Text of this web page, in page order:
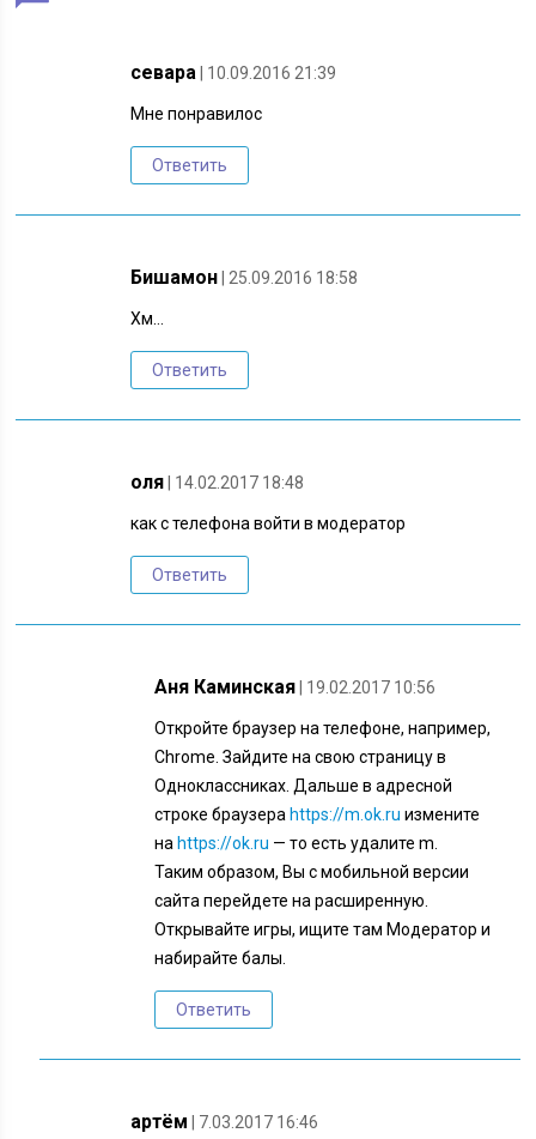
севара | 10.09.2016 21:39
Мне понравилос
Ответить
Бишамон | 25.09.2016 18:58
Хм…
Ответить
оля | 14.02.2017 18:48
как с телефона войти в модератор
Ответить
Аня Каминская | 19.02.2017 10:56
Откройте браузер на телефоне, например,
Chrome. Зайдите на свою страницу в
Одноклассниках. Дальше в адресной
строке браузераhttps://m.ok.ru измените
наhttps://ok.ru — то есть удалите m.
Таким образом, Вы с мобильной версии
сайта перейдете на расширенную.
Открывайте игры, ищите там Модератор и
набирайте балы.
Ответить
артём | 7.03.2017 16:46